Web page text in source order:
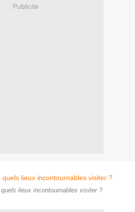
Publicité
lieux incontournables visiter ?